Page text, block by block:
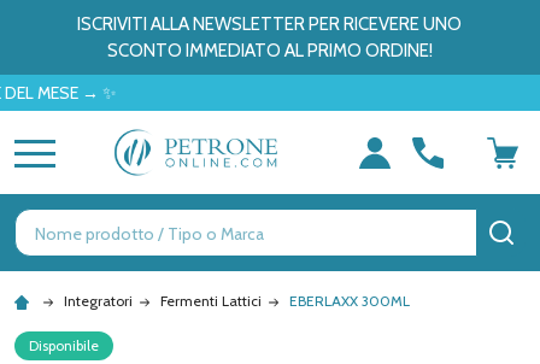
ISCRIVITI ALLA NEWSLETTER PER RICEVERE UNO
SCONTO IMMEDIATO AL PRIMO ORDINE!
→ ✨
Ricerca
Integratori Fermenti Lattici EBERLAXX 300ML
Disponibile